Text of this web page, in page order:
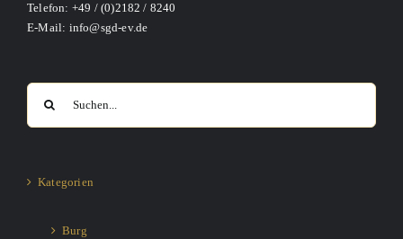
Telefon: +49 / (0)2182 / 8240
E-Mail: info@sgd-ev.de
Suche
nach:
Kategorien
Burg